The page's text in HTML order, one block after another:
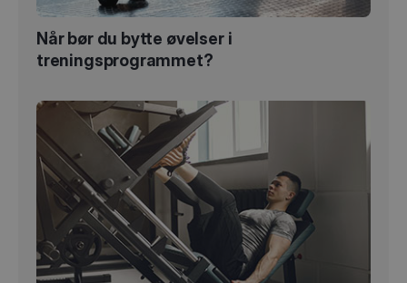
Når bør du bytte øvelser i
treningsprogrammet?